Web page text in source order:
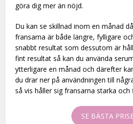
göra dig mer än nöjd.
Du kan se skillnad inom en månad
fransarna är både längre, fylligare
snabbt resultat som dessutom är
fint resultat så kan du använda
ytterligare en månad och därefter
du drar ner på användningen till
så vis håller sig fransarna starka och
SE BÄSTA